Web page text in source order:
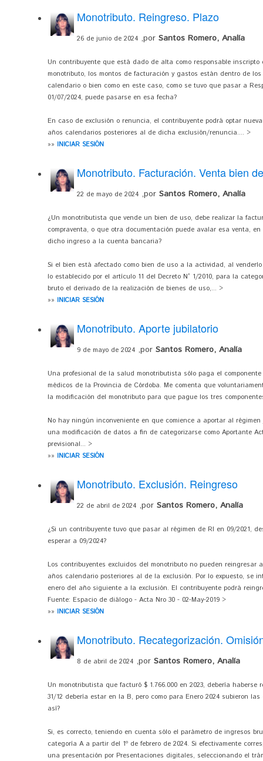
Monotributo. Reingreso. Plazo
26 de junio de 2024 ,por Santos Romero, Analía
Un contribuyente que está dado de alta como responsable
monotributo, los montos de facturación y gastos están dentro de
calendario o bien como en este caso, como se tuvo que pasar a
01/07/2024, puede pasarse en esa fecha?
En caso de exclusión o renuncia, el contribuyente podrá optar
años calendarios posteriores al de dicha exclusión/renuncia.... >
»» INICIAR SESIÓN
Monotributo. Facturación. Venta bien
22 de mayo de 2024 ,por Santos Romero, Analía
¿Un monotributista que vende un bien de uso, debe realizar la
compraventa, o que otra documentación puede avalar esa venta,
dicho ingreso a la cuenta bancaria?
Si el bien está afectado como bien de uso a la actividad, al
lo establecido por el artículo 11 del Decreto N° 1/2010, para la
bruto el derivado de la realización de bienes de uso,... >
»» INICIAR SESIÓN
Monotributo. Aporte jubilatorio
9 de mayo de 2024 ,por Santos Romero, Analía
Una profesional de la salud monotributista sólo paga el
médicos de la Provincia de Córdoba. Me comenta que
la modificación del monotributo para que pague los tres
No hay ningún inconveniente en que comience a aportar al régimen
una modificación de datos a fin de categorizarse como Aportante
previsional... >
»» INICIAR SESIÓN
Monotributo. Exclusión. Reingreso
22 de abril de 2024 ,por Santos Romero, Analía
¿Si un contribuyente tuvo que pasar al régimen de RI en 09/2021,
esperar a 09/2024?
Los contribuyentes excluidos del monotributo no pueden
años calendario posteriores al de la exclusión. Por lo expuesto, se
enero del año siguiente a la exclusión. El contribuyente podrá
Fuente: Espacio de diálogo - Acta Nro 30 - 02-May-2019 >
»» INICIAR SESIÓN
Monotributo. Recategorización.
8 de abril de 2024 ,por Santos Romero, Analía
Un monotributista que facturó $ 1.766.000 en 2023, debería
31/12 debería estar en la B, pero como para Enero 2024 subieron
así?
Si, es correcto, teniendo en cuenta sólo el parámetro de ingresos
categoría A a partir del 1º de febrero de 2024. Si efectivamente
una presentación por Presentaciones digitales, seleccionando el